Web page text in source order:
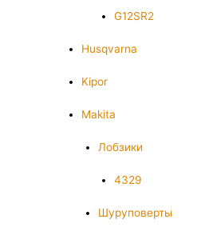
G12SR2
Husqvarna
Kipor
Makita
Лобзики
4329
Шуруповерты